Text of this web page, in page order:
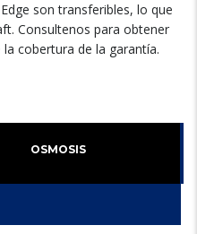
son transferibles, lo que
Consultenos para obtener
cobertura de la garantía.
OSMOSIS